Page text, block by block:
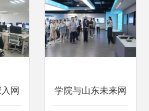
网 学院与山东未来网